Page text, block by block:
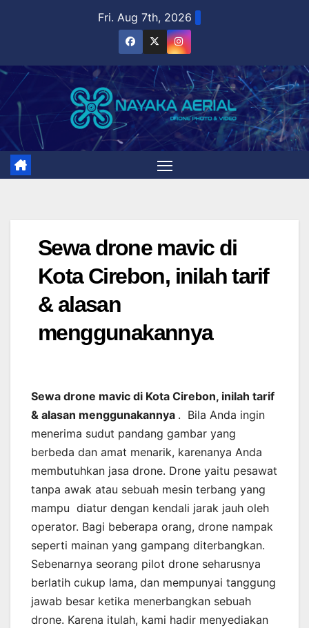
Fri. Aug 7th, 2026
Sewa drone mavic di
Kota Cirebon, inilah tarif
& alasan
menggunakannya
Sewa drone mavic di Kota Cirebon, inilah tarif
& alasan menggunakannya . Bila Anda ingin
menerima sudut pandang gambar yang
berbeda dan amat menarik, karenanya Anda
membutuhkan jasa drone. Drone yaitu pesawat
tanpa awak atau sebuah mesin terbang yang
mampu diatur dengan kendali jarak jauh oleh
operator. Bagi beberapa orang, drone nampak
seperti mainan yang gampang diterbangkan.
Sebenarnya seorang pilot drone seharusnya
berlatih cukup lama, dan mempunyai tanggung
jawab besar ketika menerbangkan sebuah
drone. Karena itulah, kami hadir menyediakan